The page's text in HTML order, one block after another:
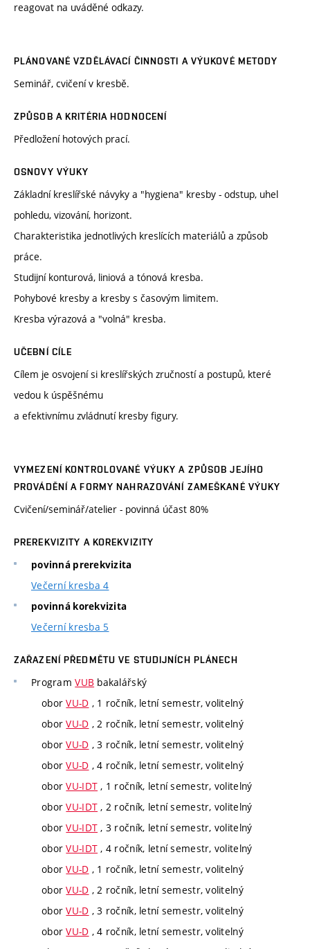
reagovat na uváděné odkazy.
PLÁNOVANÉ VZDĚLÁVACÍ ČINNOSTI A VÝUKOVÉ METODY
Seminář, cvičení v kresbě.
ZPŮSOB A KRITÉRIA HODNOCENÍ
Předložení hotových prací.
OSNOVY VÝUKY
Základní kreslířské návyky a "hygiena" kresby - odstup, uhel
pohledu, vizování, horizont.
Charakteristika jednotlivých kreslících materiálů a způsob
práce.
Studijní konturová, liniová a tónová kresba.
Pohybové kresby a kresby s časovým limitem.
Kresba výrazová a "volná" kresba.
UČEBNÍ CÍLE
Cílem je osvojení si kreslířských zručností a postupů, které
vedou k úspěšnému
a efektivnímu zvládnutí kresby figury.
VYMEZENÍ KONTROLOVANÉ VÝUKY A ZPŮSOB JEJÍHO
PROVÁDĚNÍ A FORMY NAHRAZOVÁNÍ ZAMEŠKANÉ VÝUKY
Cvičení/seminář/atelier - povinná účast 80%
PREREKVIZITY A KOREKVIZITY
povinná prerekvizita
Večerní kresba 4
povinná korekvizita
Večerní kresba 5
ZAŘAZENÍ PŘEDMĚTU VE STUDIJNÍCH PLÁNECH
ProgramVUB bakalářský
oborVU-D , 1 ročník, letní semestr, volitelný
oborVU-D , 2 ročník, letní semestr, volitelný
oborVU-D , 3 ročník, letní semestr, volitelný
oborVU-D , 4 ročník, letní semestr, volitelný
oborVU-IDT , 1 ročník, letní semestr, volitelný
oborVU-IDT , 2 ročník, letní semestr, volitelný
oborVU-IDT , 3 ročník, letní semestr, volitelný
oborVU-IDT , 4 ročník, letní semestr, volitelný
oborVU-D , 1 ročník, letní semestr, volitelný
oborVU-D , 2 ročník, letní semestr, volitelný
oborVU-D , 3 ročník, letní semestr, volitelný
oborVU-D , 4 ročník, letní semestr, volitelný